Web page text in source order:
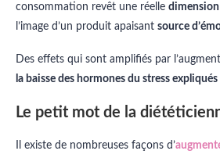
consommation revêt une réelle
l’image d’un produit apaisant source
Des effets qui sont amplifiés par
la baisse des hormones du stress
Le petit mot de la
Il existe de nombreuses façons d’